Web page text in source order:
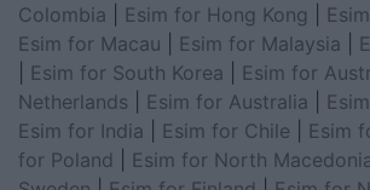
Colombia
Esim for Hong Kong
Esim for Macau
Esim for Malaysia
Esim for South Korea Esim for
Netherlands
Esim for Australia
Esim for India
Esim for Chile Esim
for Poland
Esim for North